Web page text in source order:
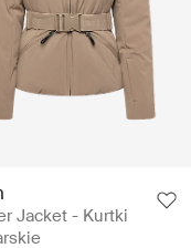
Jacket - Kurtki